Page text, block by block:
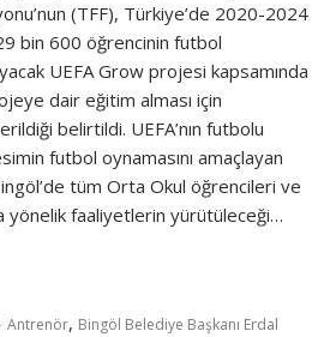
(TFF), Türkiye’de 2020-2024
bin 600 öğrencinin futbol
UEFA Grow projesi kapsamında
dair eğitim alması için
belirtildi. UEFA’nın futbolu
futbol oynamasını amaçlayan
tüm Orta Okul öğrencileri ve
yönelik faaliyetlerin yürütüleceği…
Antrenör, Bingöl Belediye Başkanı Erdal